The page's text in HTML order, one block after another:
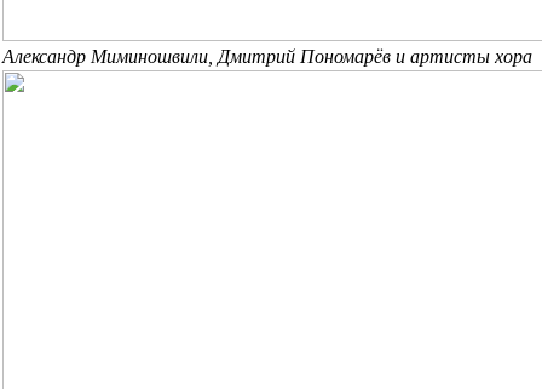
Александр Миминошвили, Дмитрий Пономарёв и артисты хора